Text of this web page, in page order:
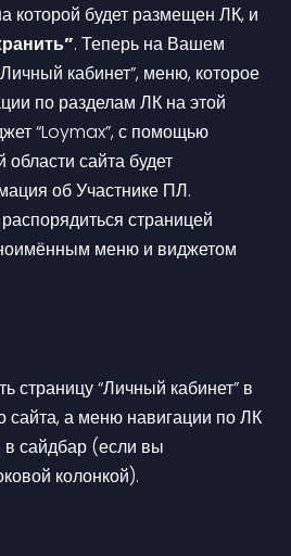
которой будет размещен ЛК, и
. Теперь на Вашем
кабинет”, меню, которое
по разделам ЛК на этой
“Loymax”, с помощью
сайта будет
об Участнике ПЛ.
меню и виджетом
страницу “Личный кабинет” в
а меню навигации по ЛК
сайдбар (если вы
колонкой).